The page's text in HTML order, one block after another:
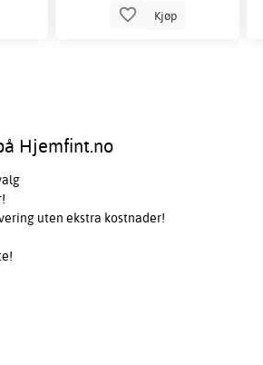
Kjøp
Hjemfint.no
uten ekstra kostnader!